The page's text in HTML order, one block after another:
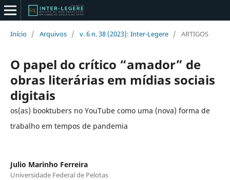
Início / Arquivos / v. 6 n. 38 (2023): Inter-Legere / ARTIGOS
O papel do crítico “amador” de
obras literárias em mídias sociais
digitais
os(as) booktubers no YouTube como uma (nova) forma de
trabalho em tempos de pandemia
Julio Marinho Ferreira
Universidade Federal de Pelotas